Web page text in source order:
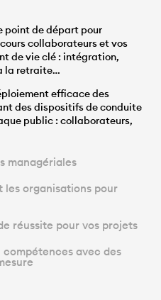
managériales
les organisations pour
réussite pour vos projets
avec des
point de départ pour
collaborateurs et vos
de vie clé : intégration,
la retraite…
efficace des
des dispositifs de conduite
public : collaborateurs,